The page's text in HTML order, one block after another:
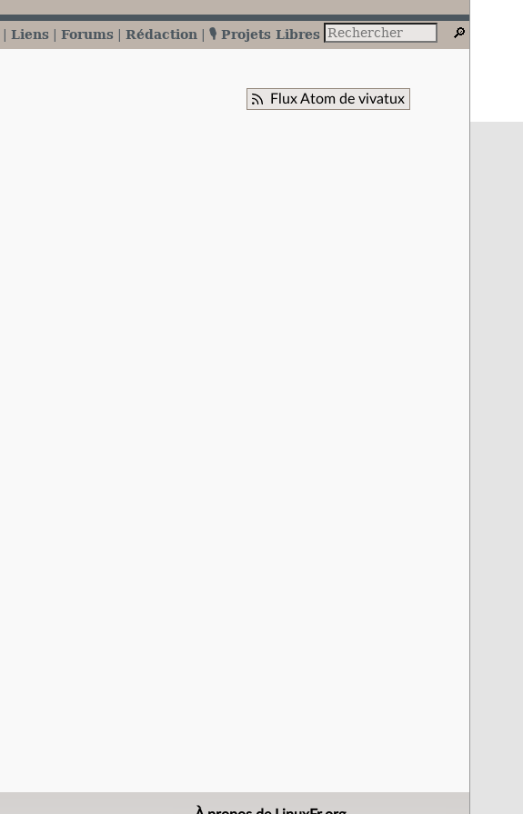
Liens Forums Rédaction 🎙️ Projets Libres
Flux Atom de vivatux